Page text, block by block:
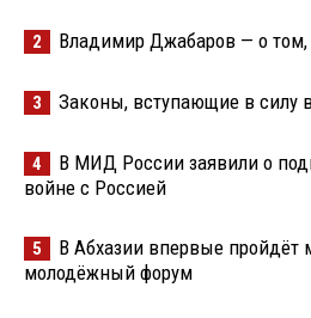
2 Владимир Джабаров — о
3 Законы, вступающие в силу
4
В МИД России заявили о
войне с Россией
5
В Абхазии впервые пройдёт
молодёжный форум